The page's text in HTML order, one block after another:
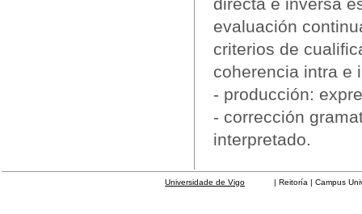
evaluación
criterios de
coherencia intra e
- producción:
- corrección
interpretado.
Universidade de Vigo | Reitoría | Campus